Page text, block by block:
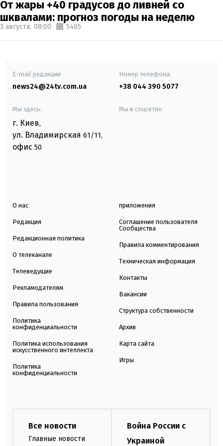
От жары +40 градусов до ливней со
шквалами: прогноз погоды на неделю
3 августа, 08:00 5465
E-mail редакции
news24@24tv.com.ua
Номер телефона:
+38 044 390 5077
Мы здесь:
г. Киев,
ул. Владимирская 61/11,
офис 50
Мы в соцсетях:
О нас
Редакция
Редакционная политика
О телеканале
Телеведущие
Рекламодателям
Правила пользования
Политика
конфиденциальности
Политика использования
искусственного интеллекта
Политика
конфиденциальности
приложения
Соглашение пользователя
Сообщества
Правила комментирования
Техническая информация
Контакты
Вакансии
Структура собственности
Архив
Карта сайта
Игры
Все новости
Главные новости
Война России с
Украиной